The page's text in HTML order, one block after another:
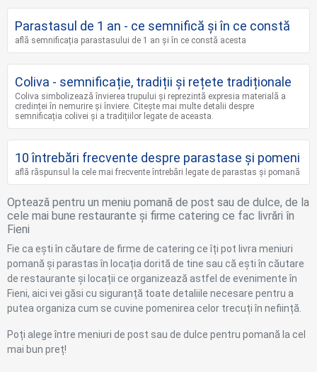
Parastasul de 1 an - ce semnifică și în ce constă
află semnificația parastasului de 1 an și în ce constă acesta
Coliva - semnificație, tradiții și rețete tradiționale
Coliva simbolizează învierea trupului și reprezintă expresia materială a
credinței în nemurire și înviere. Citește mai multe detalii despre
semnificația colivei și a tradițiilor legate de aceasta.
10 întrebări frecvente despre parastase și pomeni
află răspunsul la cele mai frecvente întrebări legate de parastas și pomană
Optează pentru un meniu pomană de post sau de dulce, de la
cele mai bune restaurante și firme catering ce fac livrări în
Fieni
Fie ca ești în căutare de firme de catering ce îți pot livra meniuri
pomană și parastas în locația dorită de tine sau că ești în căutare
de restaurante și locații ce organizează astfel de evenimente în
Fieni, aici vei găsi cu siguranță toate detaliile necesare pentru a
putea organiza cum se cuvine pomenirea celor trecuți în neființă.
Poți alege între meniuri de post sau de dulce pentru pomană la cel
mai bun preț!